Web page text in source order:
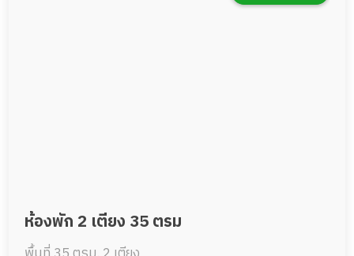
ห้องพัก 2 เตียง 35 ตรม